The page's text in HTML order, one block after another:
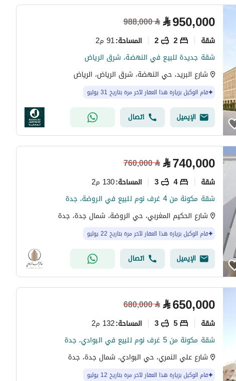
⃁950,000
⃁
988,000
شقة 2
2 المساحة:91 م2
شقة جديدة للبيع في النهضة، شرق الرياض
شارع البريد، حي النهضة، شرق الرياض، الرياض
قام الوكيل بزيارة هذا العقار لآخر مرة بتاريخ 31 يوليو
الإيميل اتصال
⃁740,000
⃁
760,000
شقة 4
3 المساحة:130 م2
شقة مكونة من 4 غرف نوم للبيع في الروضة، جدة
شارع الحكيم المغربي، حي الروضة، شمال جدة، جدة
قام الوكيل بزيارة هذا العقار لآخر مرة بتاريخ 22 يوليو
الإيميل اتصال
⃁650,000
⃁
680,000
شقة 5
3 المساحة:132 م2
شقة مكونة من 5 غرف نوم للبيع في البوادي، جدة
شارع علي النمري، حي البوادي، شمال جدة، جدة
قام الوكيل بزيارة هذا العقار لآخر مرة بتاريخ 12 يوليو